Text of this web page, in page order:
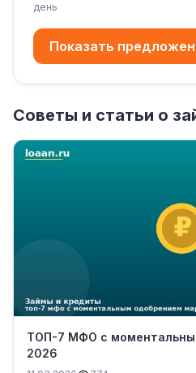
день
Показать
Советы и статьи о
ТОП-7 МФО с
2026